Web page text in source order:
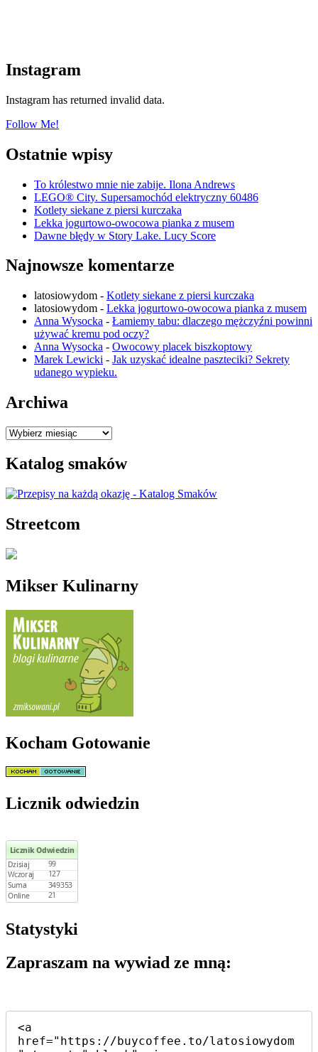
Instagram
Instagram has returned invalid data.
Follow Me!
Ostatnie wpisy
To królestwo mnie nie zabije. Ilona Andrews
LEGO® City. Supersamochód elektryczny 60486
Kotlety siekane z piersi kurczaka
Lekka jogurtowo-owocowa pianka z musem
Dawne błędy w Story Lake. Lucy Score
Najnowsze komentarze
latosiowydom - Kotlety siekane z piersi kurczaka
latosiowydom - Lekka jogurtowo-owocowa pianka z musem
Anna Wysocka - Łamiemy tabu: dlaczego mężczyźni powinni
używać kremu pod oczy?
Anna Wysocka - Owocowy placek biszkoptowy
Marek Lewicki - Jak uzyskać idealne paszteciki? Sekrety
udanego wypieku.
Archiwa
Archiwa
Katalog smaków
Streetcom
Mikser Kulinarny
Kocham Gotowanie
Licznik odwiedzin
Statystyki
Zapraszam na wywiad ze mną:
<a
href="https://buycoffee.to/latosiowydom